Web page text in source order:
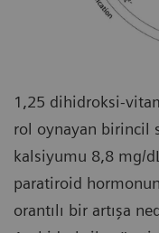
1,25 dihidroksi-
rol oynayan birincil
kalsiyumu 8,8 mg/
paratiroid
orantılı bir artışa